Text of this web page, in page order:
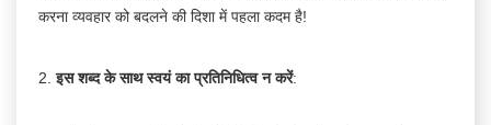
करना व्यवहार को बदलने की दिशा में पहला कदम है!
2.इस शब्द के साथ स्वयं का प्रतिनिधित्व न करें: